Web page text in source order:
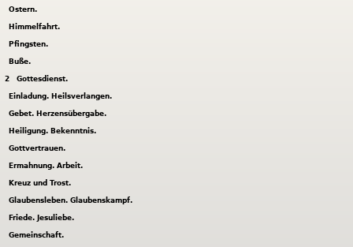
Ostern.
Himmelfahrt.
Pfingsten.
Buße.
2 Gottesdienst.
Einladung. Heilsverlangen.
Gebet. Herzensübergabe.
Heiligung. Bekenntnis.
Gottvertrauen.
Ermahnung. Arbeit.
Kreuz und Trost.
Glaubensleben. Glaubenskampf.
Friede. Jesuliebe.
Gemeinschaft.